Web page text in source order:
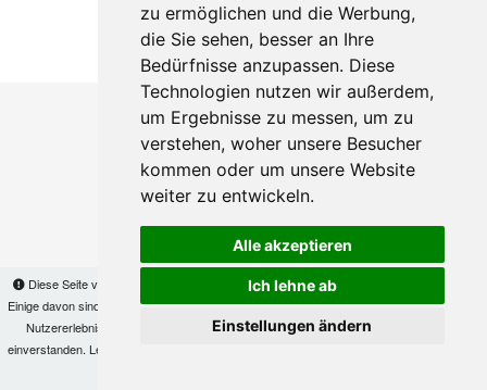
zu ermöglichen und die Werbung,
die Sie sehen, besser an Ihre
Bedürfnisse anzupassen. Diese
Technologien nutzen wir außerdem,
um Ergebnisse zu messen, um zu
verstehen, woher unsere Besucher
kommen oder um unsere Website
weiter zu entwickeln.
Alle akzeptieren
Ich lehne ab
Einstellungen ändern
Diese Seite verwendet Cookies, um Informationen auf Ihrem Computer zu speichern.
Einige davon sind notwendig, damit unsere Seite funktioniert, andere helfen uns dabei, das
Nutzererlebnis zu verbessern. Mit der Nutzung dieser Seite erklären Sie sich damit
einverstanden. Lesen Sie unsere
Makis© Copyright 2026